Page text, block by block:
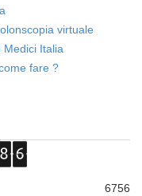
virtuale
Medici Italia
fare ?
6756